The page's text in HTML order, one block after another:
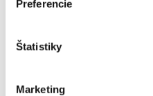
Preferencie
Štatistiky
Marketing